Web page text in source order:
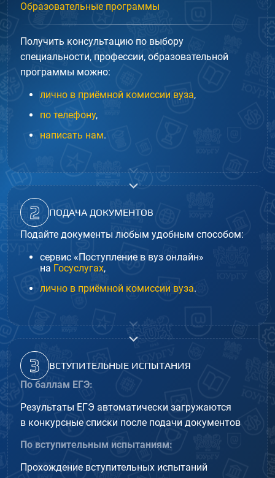
Образовательные программы
Получить консультацию по выбору
специальности, профессии, образовательной
программы можно:
лично в приёмной комиссии вуза,
по телефону,
написать нам.
2
ПОДАЧА ДОКУМЕНТОВ
Подайте документы любым удобным способом:
сервис «Поступление в вуз онлайн»
на Госуслугах,
лично в приёмной комиссии вуза.
3
ВСТУПИТЕЛЬНЫЕ ИСПЫТАНИЯ
По баллам ЕГЭ:
Результаты ЕГЭ автоматически загружаются
в конкурсные списки после подачи документов
По вступительным испытаниям:
Прохождение вступительных испытаний